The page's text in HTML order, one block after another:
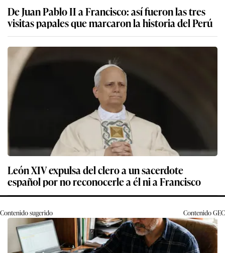
De Juan Pablo II a Francisco: así fueron las tres
visitas papales que marcaron la historia del Perú
León XIV expulsa del clero a un sacerdote
español por no reconocerle a él ni a Francisco
Contenido sugerido ContenidoGEC